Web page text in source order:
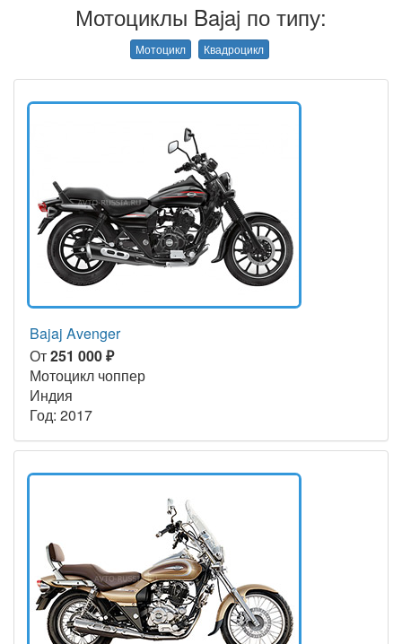
Мотоциклы Bajaj по типу:
Мотоцикл Квадроцикл
Bajaj Avenger
От251 000 ₽
Мотоцикл чоппер
Индия
Год: 2017